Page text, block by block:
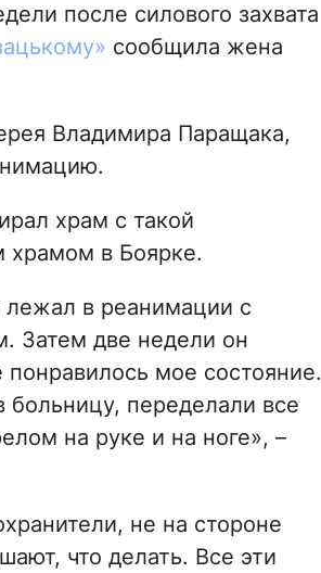
после силового захвата
сообщила жена
Владимира Паращака,
храм с такой
храмом в Боярке.
в реанимации с
Затем две недели он
мое состояние.
переделали все
на руке и на ноге», –
не на стороне
что делать. Все эти